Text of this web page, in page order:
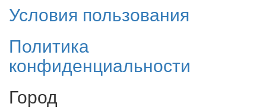
Условия пользования
Политика
конфиденциальности
Город